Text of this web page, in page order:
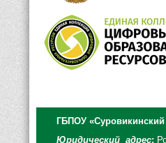
ГБПОУ
Юридический адрес: